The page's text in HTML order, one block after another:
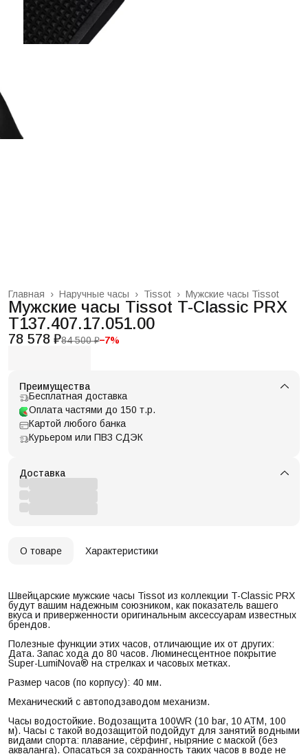
Мужские часы Tissot
Tissot ›
Наручные часы ›
Главная ›
Мужские часы Tissot T-Classic PRX
T137.407.17.051.00
78 578 ₽84 500 ₽−7%
Преимущества
Бесплатная доставка
Оплата частями до 150 т.р.
Картой любого банка
Курьером или ПВЗ СДЭК
Доставка
О товаре Характеристики
Швейцарские мужские часы Tissot из коллекции T-Classic PRX
будут вашим надежным союзником, как показатель вашего
вкуса и приверженности оригинальным аксессуарам известных
брендов.
Полезные функции этих часов, отличающие их от других:
Дата. Запас хода до 80 часов. Люминесцентное покрытие
Super-LumiNova® на стрелках и часовых метках.
Размер часов (по корпусу): 40 мм.
Механический с автоподзаводом механизм.
Часы водостойкие. Водозащита 100WR (10 bar, 10 ATM, 100
м). Часы с такой водозащитой подойдут для занятий водными
видами спорта: плавание, сёрфинг, ныряние с маской (без
акваланга). Опасаться за сохранность таких часов в воде не